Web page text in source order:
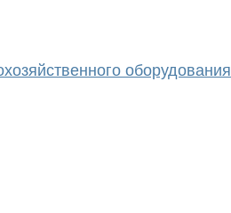
оборудования